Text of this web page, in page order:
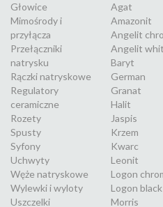
Głowice
Mimośrody i
przyłącza
Przełączniki
natrysku
Rączki natryskowe
Regulatory
ceramiczne
Rozety
Spusty
Syfony
Uchwyty
Węże natryskowe
Wylewki i wyloty
Uszczelki
Agat
Amazonit
Angelit
Angelit
Baryt
German
Granat
Halit
Jaspis
Krzem
Kwarc
Leonit
Logon
Logon black
Morris